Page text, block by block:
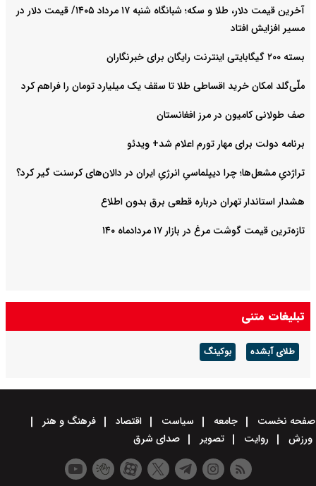
آخرین قیمت دلار، طلا و سکه؛ شبانگاه شنبه ۱۷ مرداد ۱۴۰۵/ قیمت دلار در
مسیر افزایش افتاد
بسته ۲۰۰ گیگابایتی اینترنت رایگان برای خبرنگاران
ملّی‌گلد امکان خرید اقساطی طلا تا سقف یک میلیارد تومان را فراهم کرد
صف طولانی کامیون در مرز افغانستان
برنامه دولت برای مهار تورم اعلام شد+ ویدئو
تراژدیِ مشعل‌ها؛ چرا دیپلماسیِ انرژیِ ایران در دالان‌های کرسنت گیر کرد؟
هشدار استاندار تهران درباره قطعی برق بدون اطلاع
تازه‌ترین قیمت گوشت مرغ در بازار ۱۷ مردادماه ۱۴۰
تبلیغات متنی
طلای آبشده بوکینگ
صفحه نخست جامعه سیاست اقتصاد
فرهنگ و هنر
ورزش
روایت تصویر صدای شرق